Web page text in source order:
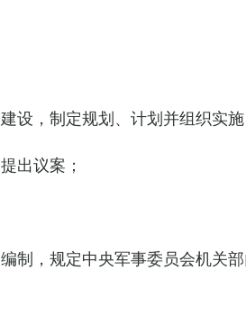
设，制定规划、计划并组织实
出议案；
制，规定中央军事委员会机关